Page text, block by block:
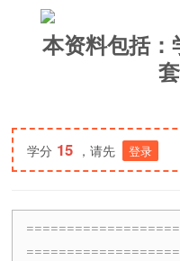
本资料包括
学分 15 ，请先 登录